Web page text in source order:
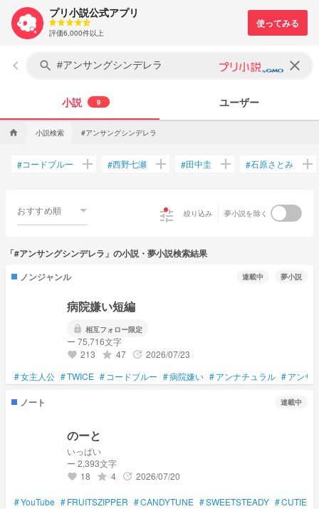
プリ小説公式アプリ
評価6,000件以上
keyboard_arrow_left search clear
小説 9 ユーザー
home 小説検索 #アンサングシンデレラ
#コードブルー add #西野七瀬 add #田中圭 add #石原さとみ add
おすすめ順 tune 絞り込み 夢小説を除く
「#アンサングシンデレラ」の小説・夢小説検索結果
ノンジャンル
連載中 夢小説
病院嫌い短編
lock 相互フォロー限定
ー 75,716文字
favorite 213 grade 47 update 2026/07/23
#女主人公 #TWICE # コードブルー #病院嫌い #アンナチュラル #アンサ
ノート 連載中
のーと
いっぱい
ー 2,393文字
favorite 18 grade 4 update 2026/07/20
#YouTube #FRUITSZIPPER #CANDYTUNE #SWEETSTEADY #